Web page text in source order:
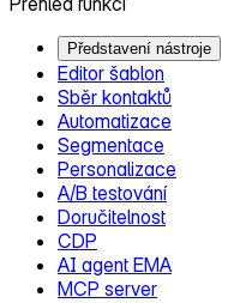
Představení nástroje
Editor šablon
Sběr kontaktů
Automatizace
Segmentace
Personalizace
A/B testování
Doručitelnost
CDP
AI agent EMA
MCP server